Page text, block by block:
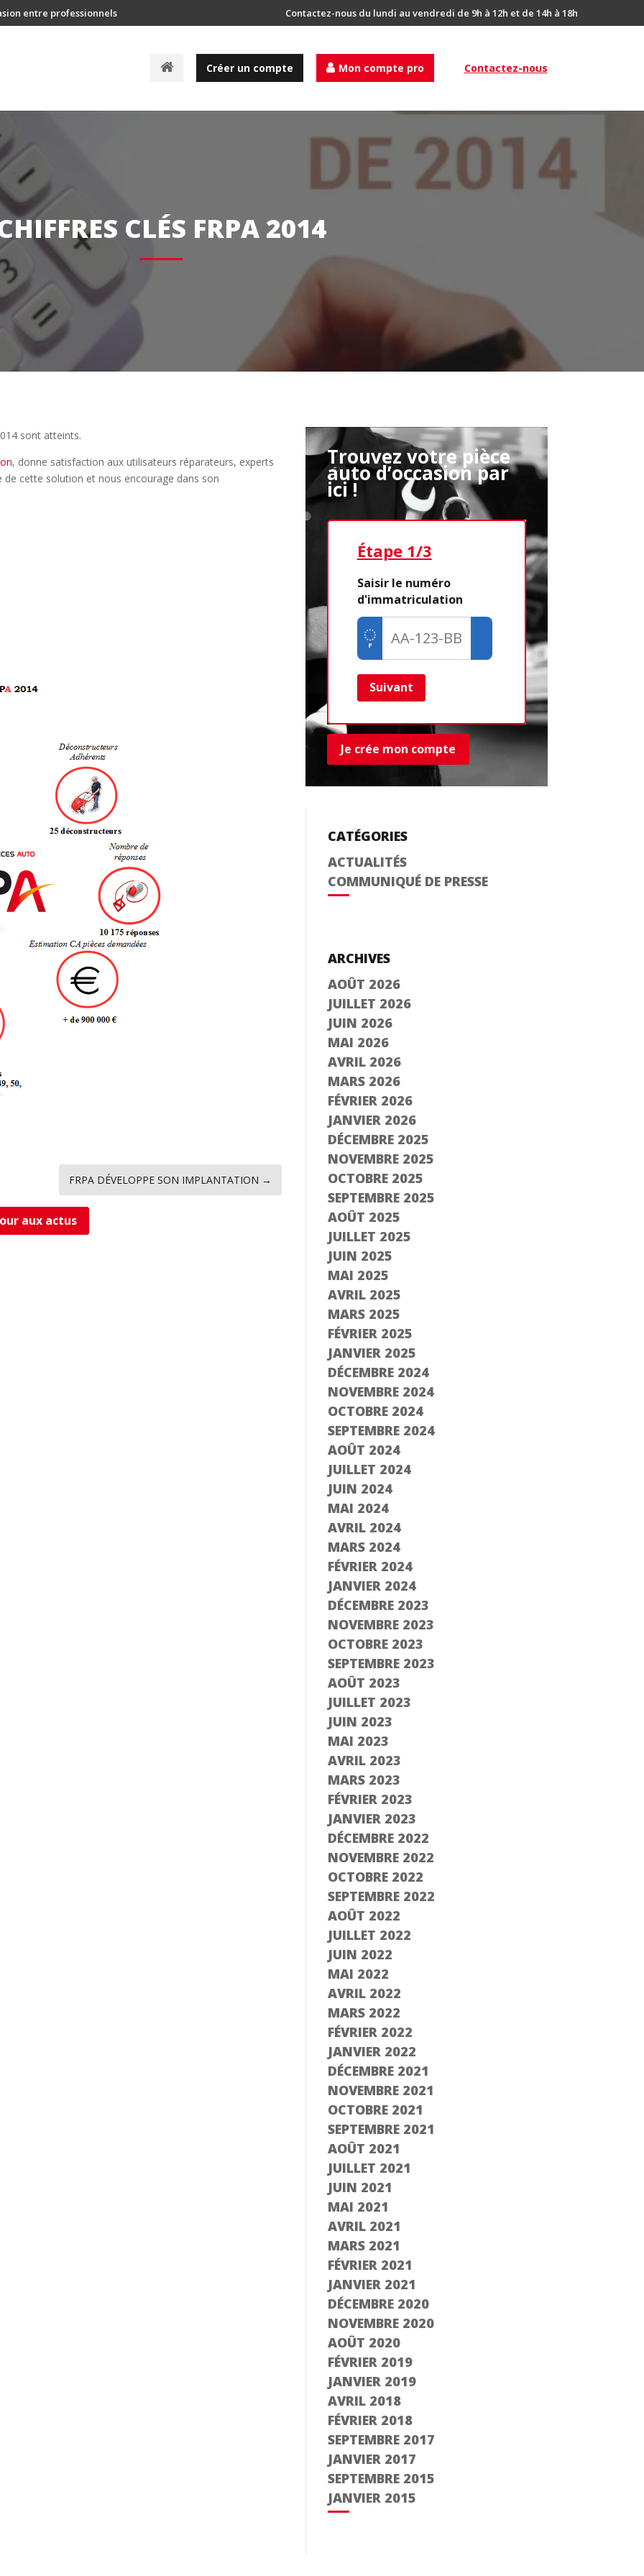
entre professionnels Contactez-nous du lundi au vendredi de 9h à 12h et de 14h à 18h
A
Créer un compte Mon compte pro Contactez-nous
CLÉS FRPA 2014
sont atteints.
, donne satisfaction aux utilisateurs réparateurs, experts
cette solution et nous encourage dans son
FRPA DÉVELOPPE SON IMPLANTATION →
aux actus
Trouvez votre pièce
auto d’occasion par
ici !
Étape 1/3
Saisir le numéro
d'immatriculation
Suivant
Je crée mon compte
CATÉGORIES
ACTUALITÉS
COMMUNIQUÉ DE PRESSE
ARCHIVES
AOÛT 2026
JUILLET 2026
JUIN 2026
MAI 2026
AVRIL 2026
MARS 2026
FÉVRIER 2026
JANVIER 2026
DÉCEMBRE 2025
NOVEMBRE 2025
OCTOBRE 2025
SEPTEMBRE 2025
AOÛT 2025
JUILLET 2025
JUIN 2025
MAI 2025
AVRIL 2025
MARS 2025
FÉVRIER 2025
JANVIER 2025
DÉCEMBRE 2024
NOVEMBRE 2024
OCTOBRE 2024
SEPTEMBRE 2024
AOÛT 2024
JUILLET 2024
JUIN 2024
MAI 2024
AVRIL 2024
MARS 2024
FÉVRIER 2024
JANVIER 2024
DÉCEMBRE 2023
NOVEMBRE 2023
OCTOBRE 2023
SEPTEMBRE 2023
AOÛT 2023
JUILLET 2023
JUIN 2023
MAI 2023
AVRIL 2023
MARS 2023
FÉVRIER 2023
JANVIER 2023
DÉCEMBRE 2022
NOVEMBRE 2022
OCTOBRE 2022
SEPTEMBRE 2022
AOÛT 2022
JUILLET 2022
JUIN 2022
MAI 2022
AVRIL 2022
MARS 2022
FÉVRIER 2022
JANVIER 2022
DÉCEMBRE 2021
NOVEMBRE 2021
OCTOBRE 2021
SEPTEMBRE 2021
AOÛT 2021
JUILLET 2021
JUIN 2021
MAI 2021
AVRIL 2021
MARS 2021
FÉVRIER 2021
JANVIER 2021
DÉCEMBRE 2020
NOVEMBRE 2020
AOÛT 2020
FÉVRIER 2019
JANVIER 2019
AVRIL 2018
FÉVRIER 2018
SEPTEMBRE 2017
JANVIER 2017
SEPTEMBRE 2015
JANVIER 2015